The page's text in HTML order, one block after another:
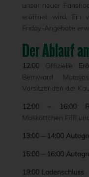
unser neuer
eröffnet wird. Ein
Friday-Angebote
Der Ablauf
12:00Offizielle
Bernward
Vorsitzenden der
12:00 – 16:00
Maskottchen Fiffi
13:00 – 14:00
15:00 – 16:00
19:00 Ladenschluss